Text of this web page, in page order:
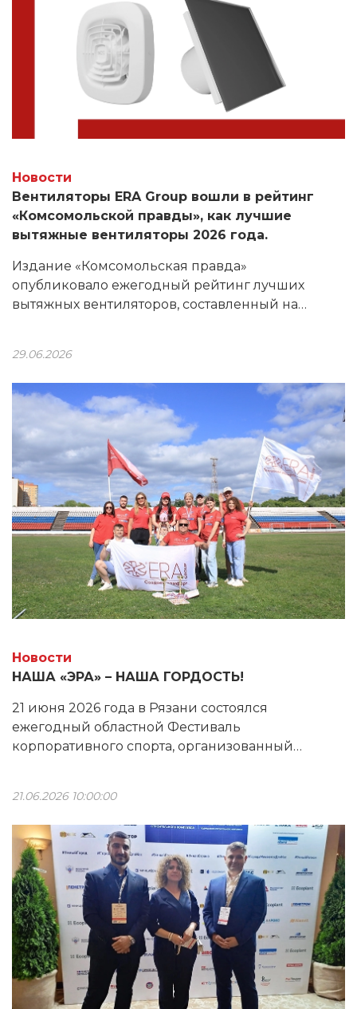
Новости
Вентиляторы ERA Group вошли в рейтинг
«Комсомольской правды», как лучшие
вытяжные вентиляторы 2026 года.
Издание «Комсомольская правда»
опубликовало ежегодный рейтинг лучших
вытяжных вентиляторов, составленный на
ERA Group: AIR 4С и AEON 4C.
29.06.2026
Новости
НАША «ЭРА» – НАША ГОРДОСТЬ!
21 июня 2026 года в Рязани состоялся
ежегодный областной Фестиваль
корпоративного спорта, организованный
показала достойный результат.
21.06.2026 10:00:00